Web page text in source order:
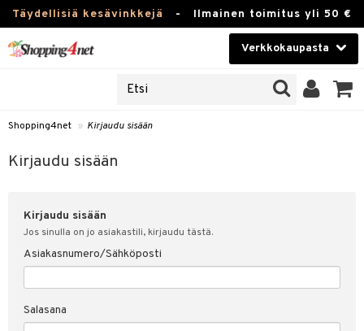
Täydellisiä kesävinkkejä - Ilmainen toimitus yli 50 €
Verkkokaupasta
Piilolinssit
Luontaistuotteet
Fitness
Koti & Sisustus
Lelut, Lapsi & Vauva
Tuotemerkkejä
Shopping4net » Kirjaudu sisään
Kirjaudu sisään
Kirjaudu sisään
Jos sinulla on jo asiakastili, kirjaudu tästä.
Asiakasnumero/Sähköposti
Salasana
sisään
& vastauksia
myyntiehdot